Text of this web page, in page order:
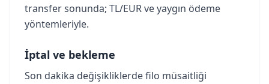
transfer sonunda; TL/EUR ve yaygın ödeme
yöntemleriyle.
İptal ve bekleme
Son dakika değişikliklerde filo müsaitliği